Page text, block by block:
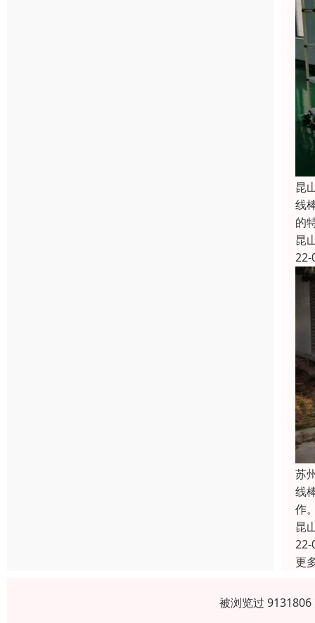
昆
线
的
昆
22-
苏
线
作
昆
22-
更
被浏览过